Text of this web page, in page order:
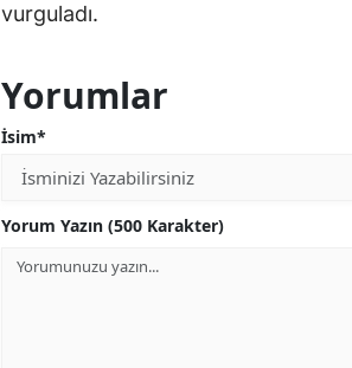
vurguladı.
Yorumlar
İsim*
Yorum Yazın (500 Karakter)